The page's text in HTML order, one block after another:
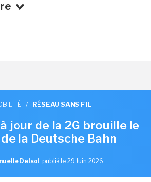
/ RÉSEAU SANS FIL
jour de la 2G brouille le
la Deutsche Bahn
Delsol , publié le 29 Juin 2026